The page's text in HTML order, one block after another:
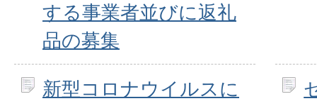
する事業者並びに返礼
品の募集
新型コロナウイルスに